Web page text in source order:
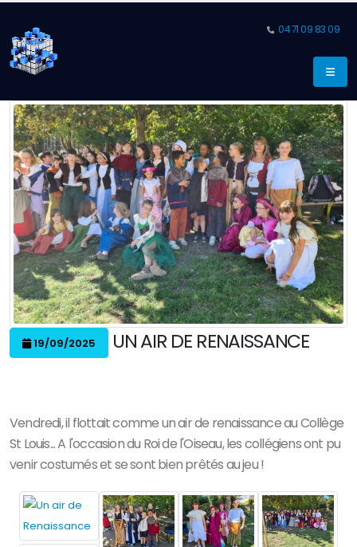
04 71 09 83 09
19/09/2025 UN AIR DE RENAISSANCE
Vendredi, il flottait comme un air de renaissance au Collège
St Louis... A l'occasion du Roi de l'Oiseau, les collégiens ont pu
venir costumés et se sont bien prêtés au jeu !